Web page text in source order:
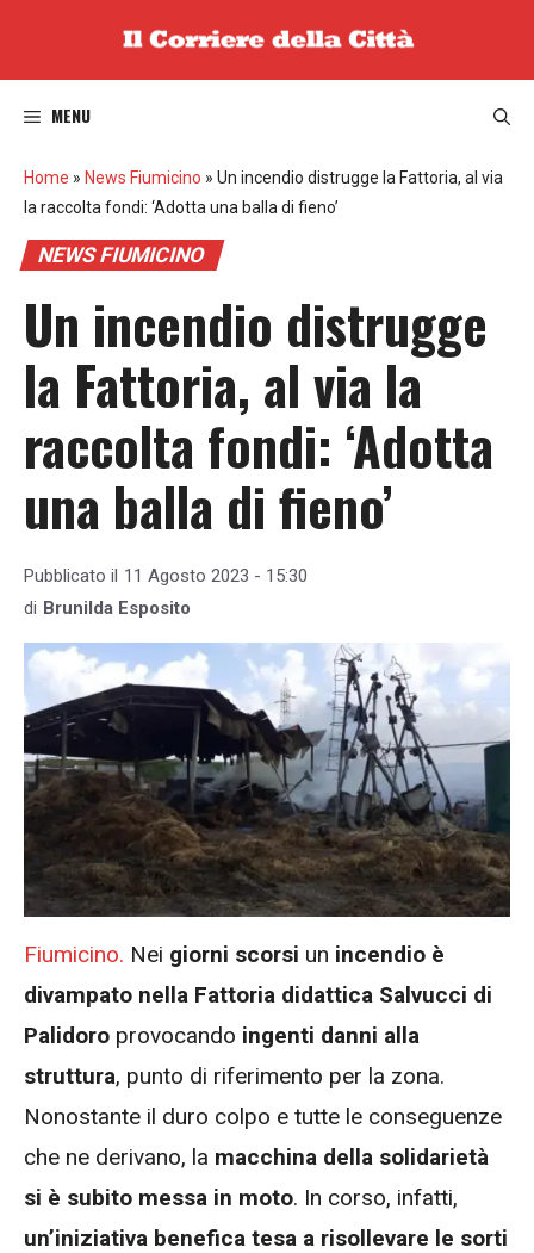
MENU
Home » News Fiumicino » Un incendio distrugge la Fattoria, al via
la raccolta fondi: ‘Adotta una balla di fieno’
NEWS FIUMICINO
Un incendio distrugge
la Fattoria, al via la
raccolta fondi: ‘Adotta
una balla di fieno’
Pubblicato il 11 Agosto 2023 - 15:30
di Brunilda Esposito
Fiumicino. Nei giorni scorsi un incendio è
divampato nella Fattoria didattica Salvucci di
Palidoro provocando ingenti danni alla
struttura, punto di riferimento per la zona.
Nonostante il duro colpo e tutte le conseguenze
che ne derivano, la macchina della solidarietà
si è subito messa in moto. In corso, infatti,
un’iniziativa benefica tesa a risollevare le sorti